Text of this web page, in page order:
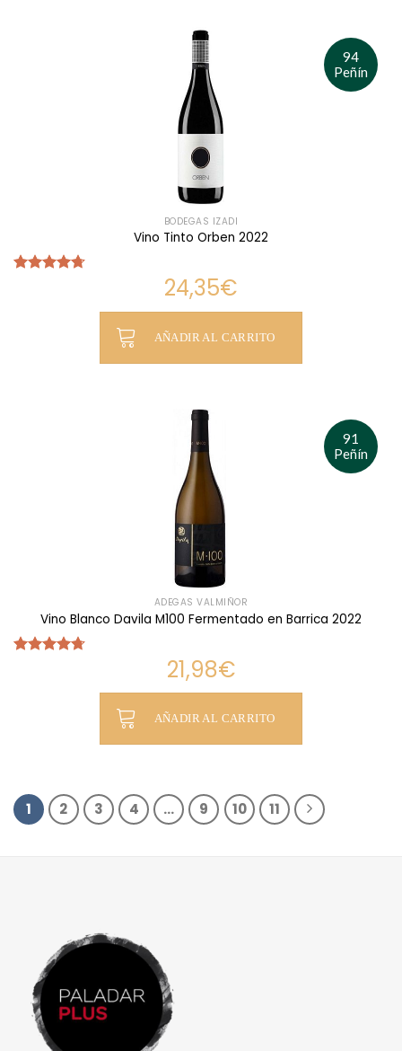
94
Peñín
BODEGAS IZADI
Vino Tinto Orben 2022
24,35€
AÑADIR AL CARRITO
91
Peñín
ADEGAS VALMIÑOR
Vino Blanco Davila M100 Fermentado en Barrica 2022
21,98€
AÑADIR AL CARRITO
1 2 3 4 … 9 10 11